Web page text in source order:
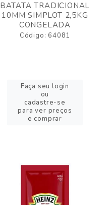
BATATA TRADICIONAL
10MM SIMPLOT 2,5KG
CONGELADA
Código: 64081
Faça seu login
ou
cadastre-se
para ver preços
e comprar